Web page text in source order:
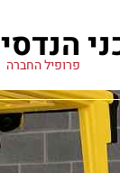
פרופיל החברה
הנדסי